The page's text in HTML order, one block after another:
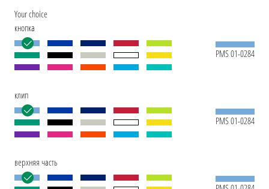
Your choice
кнопка
PMS 01-0284
клип
PMS 01-0284
верхняя часть